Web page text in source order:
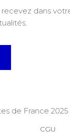
dans
de France 2025
CGU